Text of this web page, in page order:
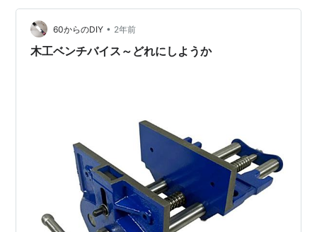
60からのDIY • 2年前
木工ベンチバイス～どれにしようか